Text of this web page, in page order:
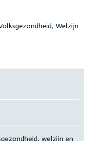
Welzijn
welzijn en